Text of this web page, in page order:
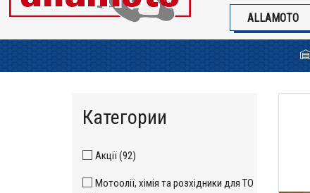
ALLAMOTO
Категории
Акції (92)
Мотоолії, хімія та розхідники для ТО